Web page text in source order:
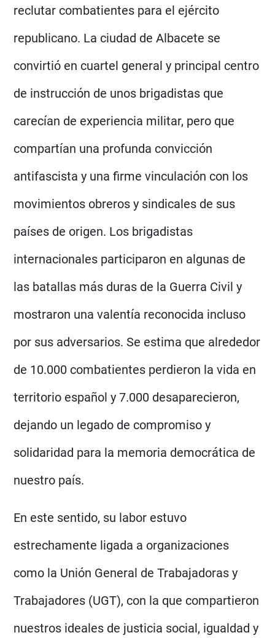
reclutar combatientes para el ejército
republicano. La ciudad de Albacete se
convirtió en cuartel general y principal centro
de instrucción de unos brigadistas que
carecían de experiencia militar, pero que
compartían una profunda convicción
antifascista y una firme vinculación con los
movimientos obreros y sindicales de sus
países de origen. Los brigadistas
internacionales participaron en algunas de
las batallas más duras de la Guerra Civil y
mostraron una valentía reconocida incluso
por sus adversarios. Se estima que alrededor
de 10.000 combatientes perdieron la vida en
territorio español y 7.000 desaparecieron,
dejando un legado de compromiso y
solidaridad para la memoria democrática de
nuestro país.
En este sentido, su labor estuvo
estrechamente ligada a organizaciones
como la Unión General de Trabajadoras y
Trabajadores (UGT), con la que compartieron
nuestros ideales de justicia social, igualdad y